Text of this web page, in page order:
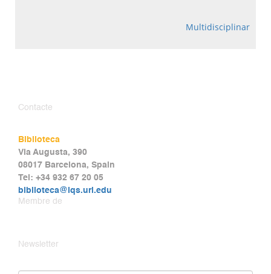
Multidisciplinar
Contacte
Biblioteca
Via Augusta, 390
08017 Barcelona, Spain
Tel: +34 932 67 20 05
biblioteca@iqs.url.edu
Membre de
Newsletter